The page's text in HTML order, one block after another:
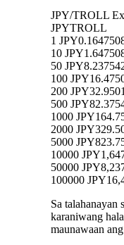
JPY/TROLL
JPYTROLL
1 JPY
10 JPY
50 JPY
100 JPY
200 JPY
500 JPY
1000 JPY
2000 JPY
5000 JPY
10000 JPY
50000 JPY
100000 JPY
Sa
karaniwang
maunawaan